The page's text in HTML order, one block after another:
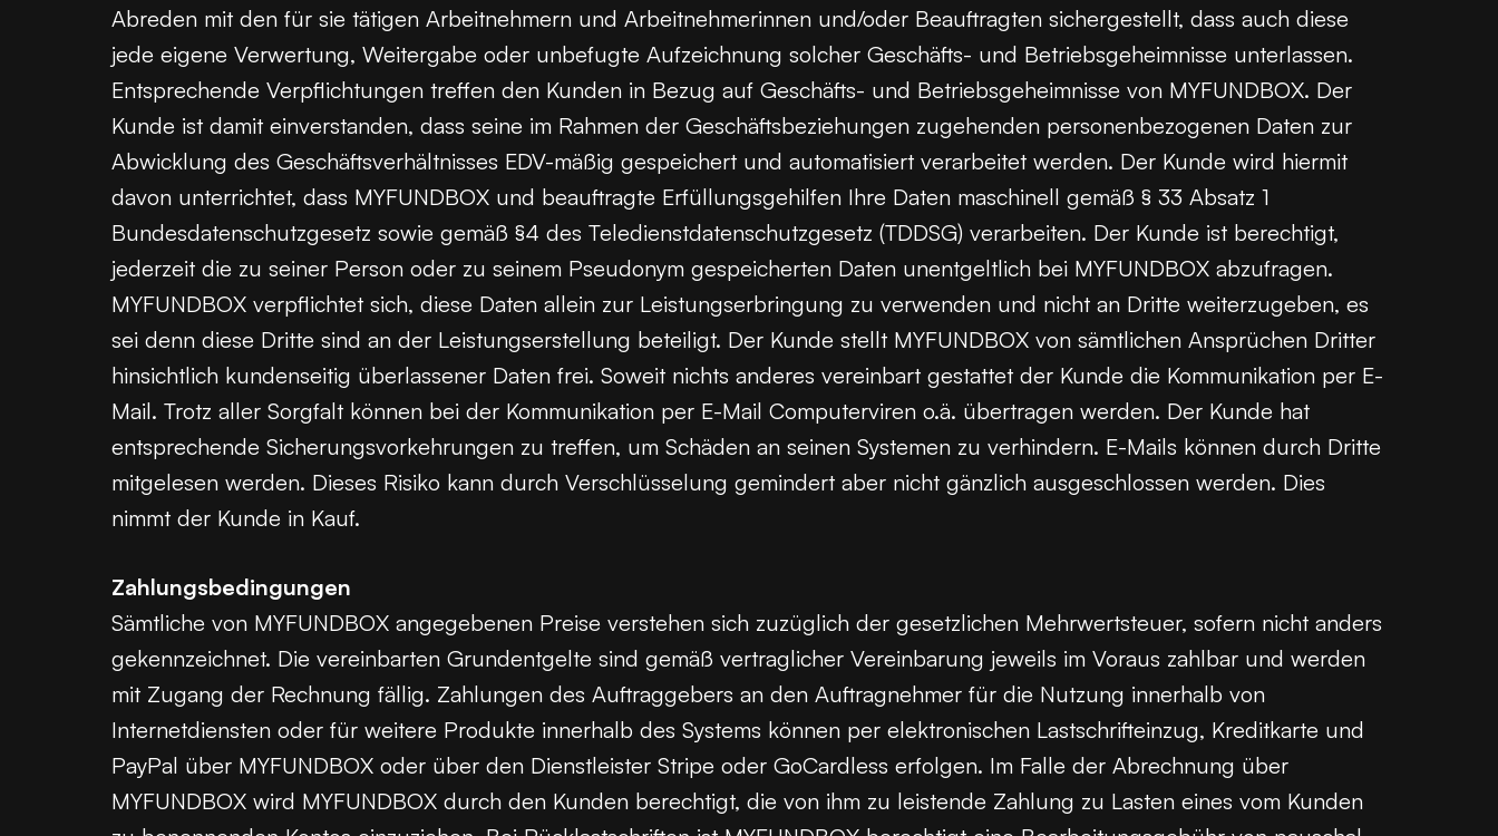
Abreden mit den für sie tätigen Arbeitnehmern und Arbeitnehmerinnen und/oder Beauftragten sichergestellt, dass auch diese
jede eigene Verwertung, Weitergabe oder unbefugte Aufzeichnung solcher Geschäfts- und Betriebsgeheimnisse unterlassen.
Entsprechende Verpflichtungen treffen den Kunden in Bezug auf Geschäfts- und Betriebsgeheimnisse von MYFUNDBOX. Der
Kunde ist damit einverstanden, dass seine im Rahmen der Geschäftsbeziehungen zugehenden personenbezogenen Daten zur
Abwicklung des Geschäftsverhältnisses EDV-mäßig gespeichert und automatisiert verarbeitet werden. Der Kunde wird hiermit
davon unterrichtet, dass MYFUNDBOX und beauftragte Erfüllungsgehilfen Ihre Daten maschinell gemäß § 33 Absatz 1
Bundesdatenschutzgesetz sowie gemäß §4 des Teledienstdatenschutzgesetz (TDDSG) verarbeiten. Der Kunde ist berechtigt,
jederzeit die zu seiner Person oder zu seinem Pseudonym gespeicherten Daten unentgeltlich bei MYFUNDBOX abzufragen.
MYFUNDBOX verpflichtet sich, diese Daten allein zur Leistungserbringung zu verwenden und nicht an Dritte weiterzugeben, es
sei denn diese Dritte sind an der Leistungserstellung beteiligt. Der Kunde stellt MYFUNDBOX von sämtlichen Ansprüchen Dritter
hinsichtlich kundenseitig überlassener Daten frei. Soweit nichts anderes vereinbart gestattet der Kunde die Kommunikation per E-
Mail. Trotz aller Sorgfalt können bei der Kommunikation per E-Mail Computerviren o.ä. übertragen werden. Der Kunde hat
entsprechende Sicherungsvorkehrungen zu treffen, um Schäden an seinen Systemen zu verhindern. E-Mails können durch Dritte
mitgelesen werden. Dieses Risiko kann durch Verschlüsselung gemindert aber nicht gänzlich ausgeschlossen werden. Dies
nimmt der Kunde in Kauf.
Zahlungsbedingungen
Sämtliche von MYFUNDBOX angegebenen Preise verstehen sich zuzüglich der gesetzlichen Mehrwertsteuer, sofern nicht anders
gekennzeichnet. Die vereinbarten Grundentgelte sind gemäß vertraglicher Vereinbarung jeweils im Voraus zahlbar und werden
mit Zugang der Rechnung fällig. Zahlungen des Auftraggebers an den Auftragnehmer für die Nutzung innerhalb von
Internetdiensten oder für weitere Produkte innerhalb des Systems können per elektronischen Lastschrifteinzug, Kreditkarte und
PayPal über MYFUNDBOX oder über den Dienstleister Stripe oder GoCardless erfolgen. Im Falle der Abrechnung über
MYFUNDBOX wird MYFUNDBOX durch den Kunden berechtigt, die von ihm zu leistende Zahlung zu Lasten eines vom Kunden